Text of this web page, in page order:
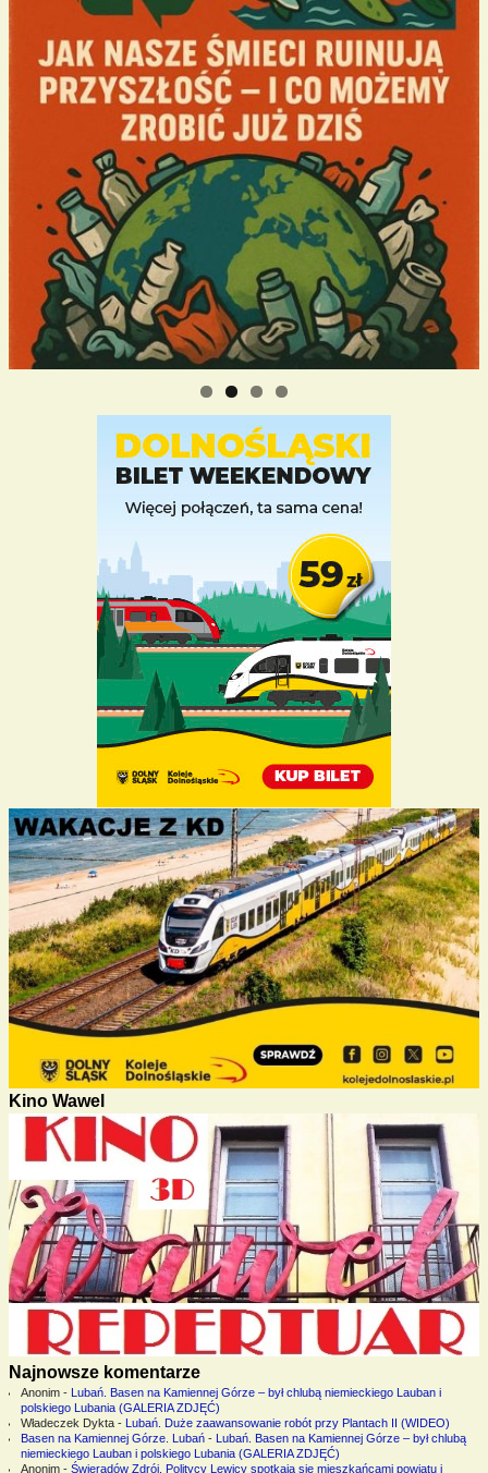
Kino Wawel
Najnowsze komentarze
Anonim- Lubań. Basen na Kamiennej Górze – był chlubą niemieckiego Lauban i
polskiego Lubania (GALERIA ZDJĘĆ)
Władeczek Dykta- Lubań. Duże zaawansowanie robót przy Plantach II (WIDEO)
Basen na Kamiennej Górze. Lubań- Lubań. Basen na Kamiennej Górze – był chlubą
niemieckiego Lauban i polskiego Lubania (GALERIA ZDJĘĆ)
Anonim- Świeradów Zdrój. Politycy Lewicy spotkają się mieszkańcami powiatu i